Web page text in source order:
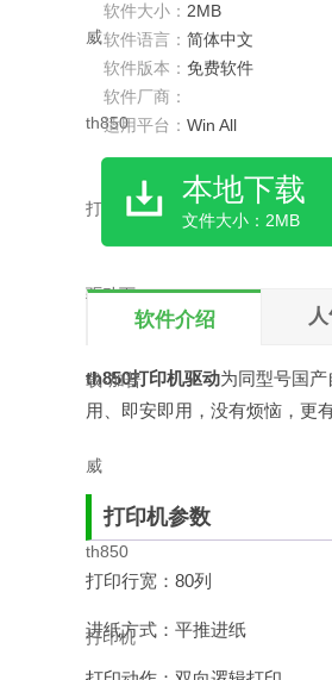
软件大小： 2MB
软件语言： 简体中文
软件版本： 免费软件
软件厂商：
适用平台： Win All
本地下载
文件大小：2MB
软件介绍
th850打印机驱动为同型号国
用、即安即用，没有烦恼，更
打印机参数
打印行宽：80列
进纸方式：平推进纸